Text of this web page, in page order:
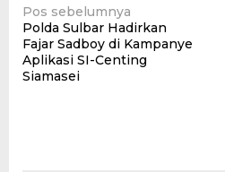
Navigasi
pos
Pos sebelumnya
Polda Sulbar Hadirkan
Fajar Sadboy di Kampanye
Aplikasi SI-Centing
Siamasei